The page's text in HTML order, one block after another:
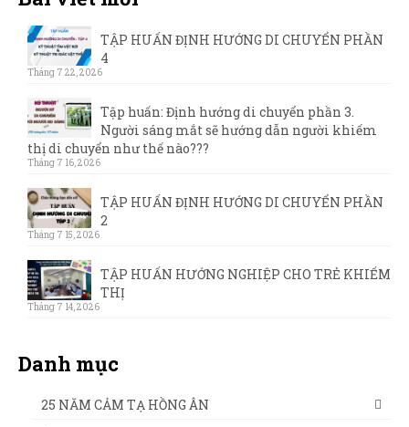
TẬP HUẤN ĐỊNH HƯỚNG DI CHUYỂN PHẦN
4
Tháng 7 22, 2026
Tập huấn: Định hướng di chuyển phần 3.
Người sáng mắt sẽ hướng dẫn người khiếm
thị di chuyển như thế nào???
Tháng 7 16, 2026
TẬP HUẤN ĐỊNH HƯỚNG DI CHUYỂN PHẦN
2
Tháng 7 15, 2026
TẬP HUẤN HƯỚNG NGHIỆP CHO TRẺ KHIẾM
THỊ
Tháng 7 14, 2026
Danh mục
25 NĂM CẢM TẠ HỒNG ÂN